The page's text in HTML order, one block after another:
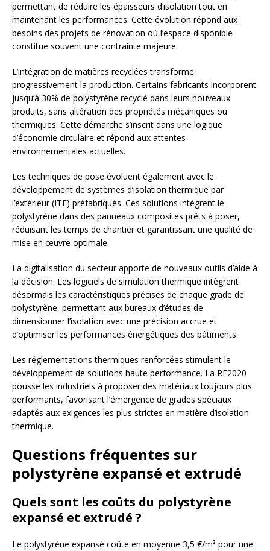
permettant de réduire les épaisseurs d’isolation tout en
maintenant les performances. Cette évolution répond aux
besoins des projets de rénovation où l’espace disponible
constitue souvent une contrainte majeure.
L’intégration de matières recyclées transforme
progressivement la production. Certains fabricants incorporent
jusqu’à 30% de polystyrène recyclé dans leurs nouveaux
produits, sans altération des propriétés mécaniques ou
thermiques. Cette démarche s’inscrit dans une logique
d’économie circulaire et répond aux attentes
environnementales actuelles.
Les techniques de pose évoluent également avec le
développement de systèmes d’isolation thermique par
l’extérieur (ITE) préfabriqués. Ces solutions intègrent le
polystyrène dans des panneaux composites prêts à poser,
réduisant les temps de chantier et garantissant une qualité de
mise en œuvre optimale.
La digitalisation du secteur apporte de nouveaux outils d’aide à
la décision. Les logiciels de simulation thermique intègrent
désormais les caractéristiques précises de chaque grade de
polystyrène, permettant aux bureaux d’études de
dimensionner l’isolation avec une précision accrue et
d’optimiser les performances énergétiques des bâtiments.
Les réglementations thermiques renforcées stimulent le
développement de solutions haute performance. La RE2020
pousse les industriels à proposer des matériaux toujours plus
performants, favorisant l’émergence de grades spéciaux
adaptés aux exigences les plus strictes en matière d’isolation
thermique.
Questions fréquentes sur
polystyrène expansé et extrudé
Quels sont les coûts du polystyrène
expansé et extrudé ?
Le polystyrène expansé coûte en moyenne 3,5 €/m² pour une